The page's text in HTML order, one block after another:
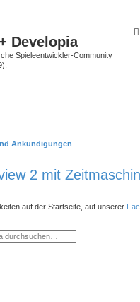
Developia
Spieleentwickler-Community
Ankündigungen
2 mit
auf der Startseite, auf unserer
Suche